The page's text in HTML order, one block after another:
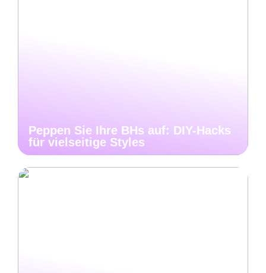
Peppen Sie Ihre BHs auf: DIY-Hacks
für vielseitige Styles